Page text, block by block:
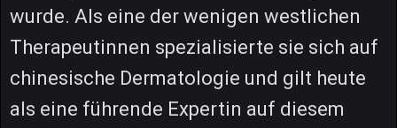
wurde. Als eine der wenigen westlichen
Therapeutinnen spezialisierte sie sich auf
chinesische Dermatologie und gilt heute
als eine führende Expertin auf diesem